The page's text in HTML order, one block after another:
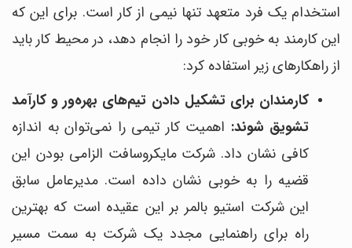
استخدام یک فرد متعهد تنها نیمی از کار است. برای این که
این کارمند به خوبی کار خود را انجام دهد، در محیط کار باید
از راهکارهای زیر استفاده کرد:
کارمندان برای تشکیل دادن تیم‌های بهره‌ور و کارآمد
تشویق شوند: اهمیت کار تیمی را نمی‌توان به اندازه
کافی نشان داد. شرکت مایکروسافت الزامی بودن این
قضیه را به خوبی نشان داده است. مدیرعامل سابق
این شرکت استیو بالمر بر این عقیده است که بهترین
راه برای راهنمایی مجدد یک شرکت به سمت مسیر